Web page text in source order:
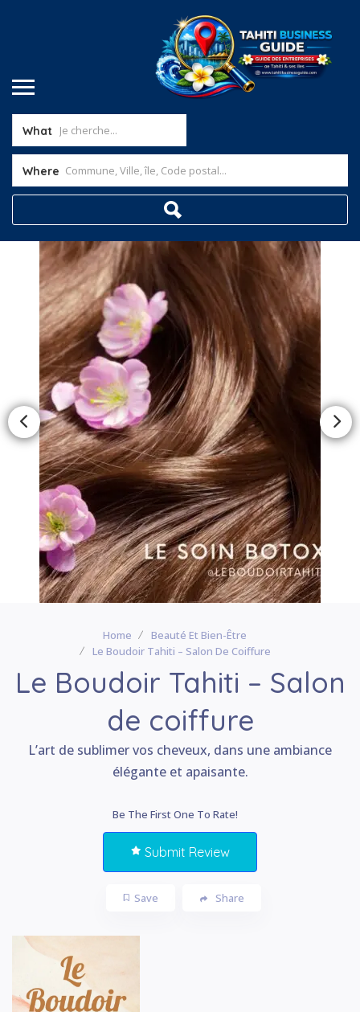
What
Where
Home
Beauté Et Bien-Être
Le Boudoir Tahiti – Salon De Coiffure
Le Boudoir Tahiti – Salon
de coiffure
L’art de sublimer vos cheveux, dans une ambiance
élégante et apaisante.
Be The First One To Rate!
Submit Review
Save Share